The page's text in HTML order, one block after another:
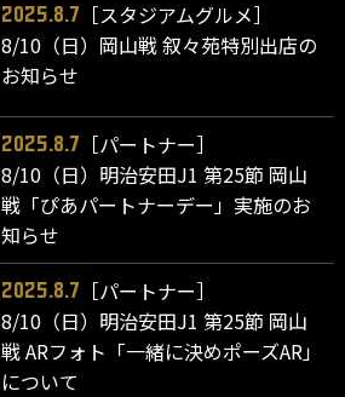
2025.8.7
［スタジアムグルメ］
8/10（日）岡山戦 叙々苑特別出店の
お知らせ
2025.8.7
［パートナー］
8/10（日）明治安田J1 第25節 岡山
戦「ぴあパートナーデー」実施のお
知らせ
2025.8.7
［パートナー］
8/10（日）明治安田J1 第25節 岡山
戦 ARフォト「一緒に決めポーズAR」
について